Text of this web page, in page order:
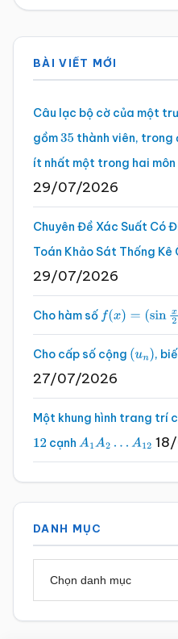
Sidebar
chính
BÀI VIẾT MỚI
Câu lạc bộ cờ của một
gồm35 thành viên, trong
ít nhất một trong hai
29/07/2026
Chuyên Đề Xác Suất Có
Toán Khảo Sát Thống Kê
29/07/2026
Cho hàm số f(x)=(sinx2 –
Cho cấp số cộng (un),
27/07/2026
Một khung hình trang trí
12 cạnh A1A2…A 12
DANH MỤC